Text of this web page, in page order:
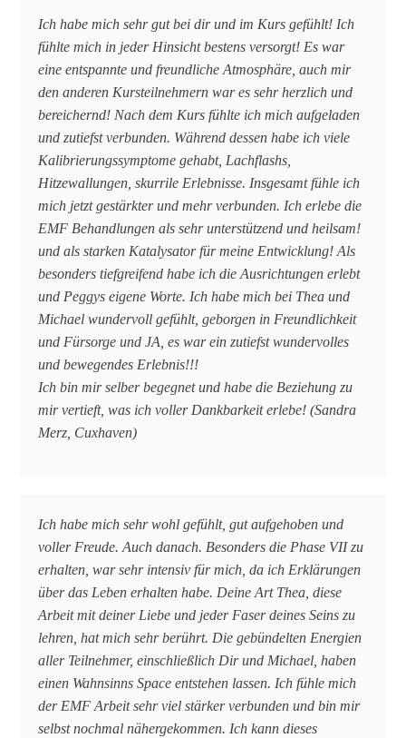
Ich habe mich sehr gut bei dir und im Kurs gefühlt! Ich
fühlte mich in jeder Hinsicht bestens versorgt! Es war
eine entspannte und freundliche Atmosphäre, auch mir
den anderen Kursteilnehmern war es sehr herzlich und
bereichernd! Nach dem Kurs fühlte ich mich aufgeladen
und zutiefst verbunden. Während dessen habe ich viele
Kalibrierungssymptome gehabt, Lachflashs,
Hitzewallungen, skurrile Erlebnisse. Insgesamt fühle ich
mich jetzt gestärkter und mehr verbunden. Ich erlebe die
EMF Behandlungen als sehr unterstützend und heilsam!
und als starken Katalysator für meine Entwicklung! Als
besonders tiefgreifend habe ich die Ausrichtungen erlebt
und Peggys eigene Worte. Ich habe mich bei Thea und
Michael wundervoll gefühlt, geborgen in Freundlichkeit
und Fürsorge und JA, es war ein zutiefst wundervolles
und bewegendes Erlebnis!!!
Ich bin mir selber begegnet und habe die Beziehung zu
mir vertieft, was ich voller Dankbarkeit erlebe! (Sandra
Merz, Cuxhaven)
Ich habe mich sehr wohl gefühlt, gut aufgehoben und
voller Freude. Auch danach. Besonders die Phase VII zu
erhalten, war sehr intensiv für mich, da ich Erklärungen
über das Leben erhalten habe. Deine Art Thea, diese
Arbeit mit deiner Liebe und jeder Faser deines Seins zu
lehren, hat mich sehr berührt. Die gebündelten Energien
aller Teilnehmer, einschließlich Dir und Michael, haben
einen Wahnsinns Space entstehen lassen. Ich fühle mich
der EMF Arbeit sehr viel stärker verbunden und bin mir
selbst nochmal nähergekommen. Ich kann dieses